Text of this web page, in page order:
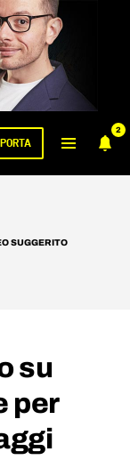
2
SUGGERITO
su
per